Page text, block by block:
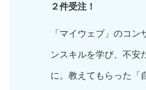
２件受注！
「マイウェブ」のコ
ンスキルを学び、不安
に。教えてもらった「